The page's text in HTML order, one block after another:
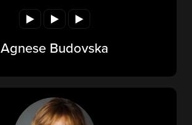
Agnese Budovska